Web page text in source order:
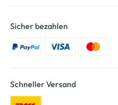
Sicher bezahlen
Schneller Versand